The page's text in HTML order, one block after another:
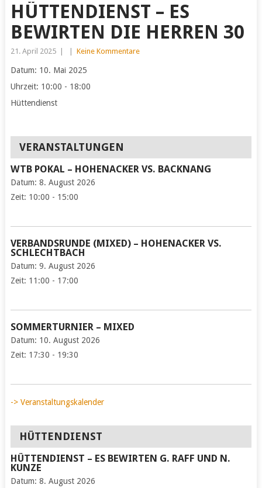
HÜTTENDIENST – ES
BEWIRTEN DIE HERREN 30
21. April 2025 Keine Kommentare
Datum: 10. Mai 2025
Uhrzeit: 10:00 - 18:00
Hüttendienst
VERANSTALTUNGEN
WTB POKAL – HOHENACKER VS. BACKNANG
Datum: 8. August 2026
Zeit: 10:00 - 15:00
VERBANDSRUNDE (MIXED) – HOHENACKER VS.
SCHLECHTBACH
Datum: 9. August 2026
Zeit: 11:00 - 17:00
SOMMERTURNIER – MIXED
Datum: 10. August 2026
Zeit: 17:30 - 19:30
-> Veranstaltungskalender
HÜTTENDIENST
HÜTTENDIENST – ES BEWIRTEN G. RAFF UND N.
KUNZE
Datum: 8. August 2026